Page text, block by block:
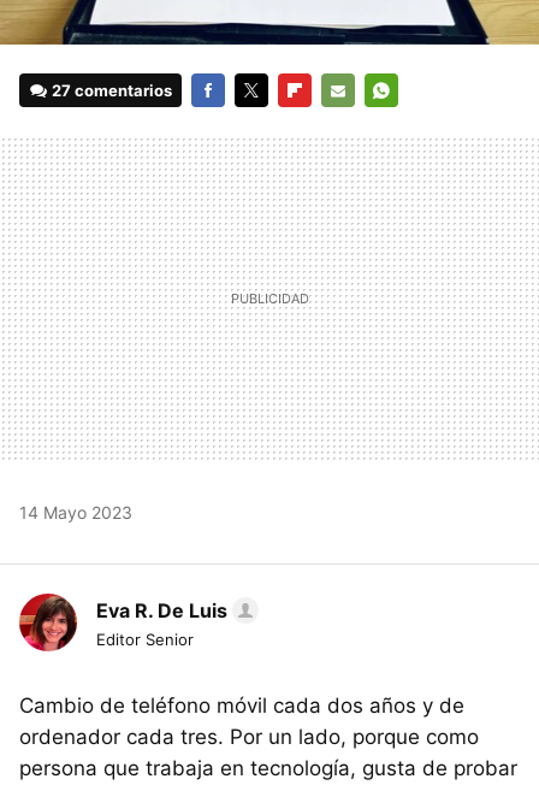
27 comentarios
MAIL
14 Mayo 2023
Eva R. De Luis
Editor Senior
Cambio de teléfono móvil cada dos años y de
ordenador cada tres. Por un lado, porque como
persona que trabaja en tecnología, gusta de probar